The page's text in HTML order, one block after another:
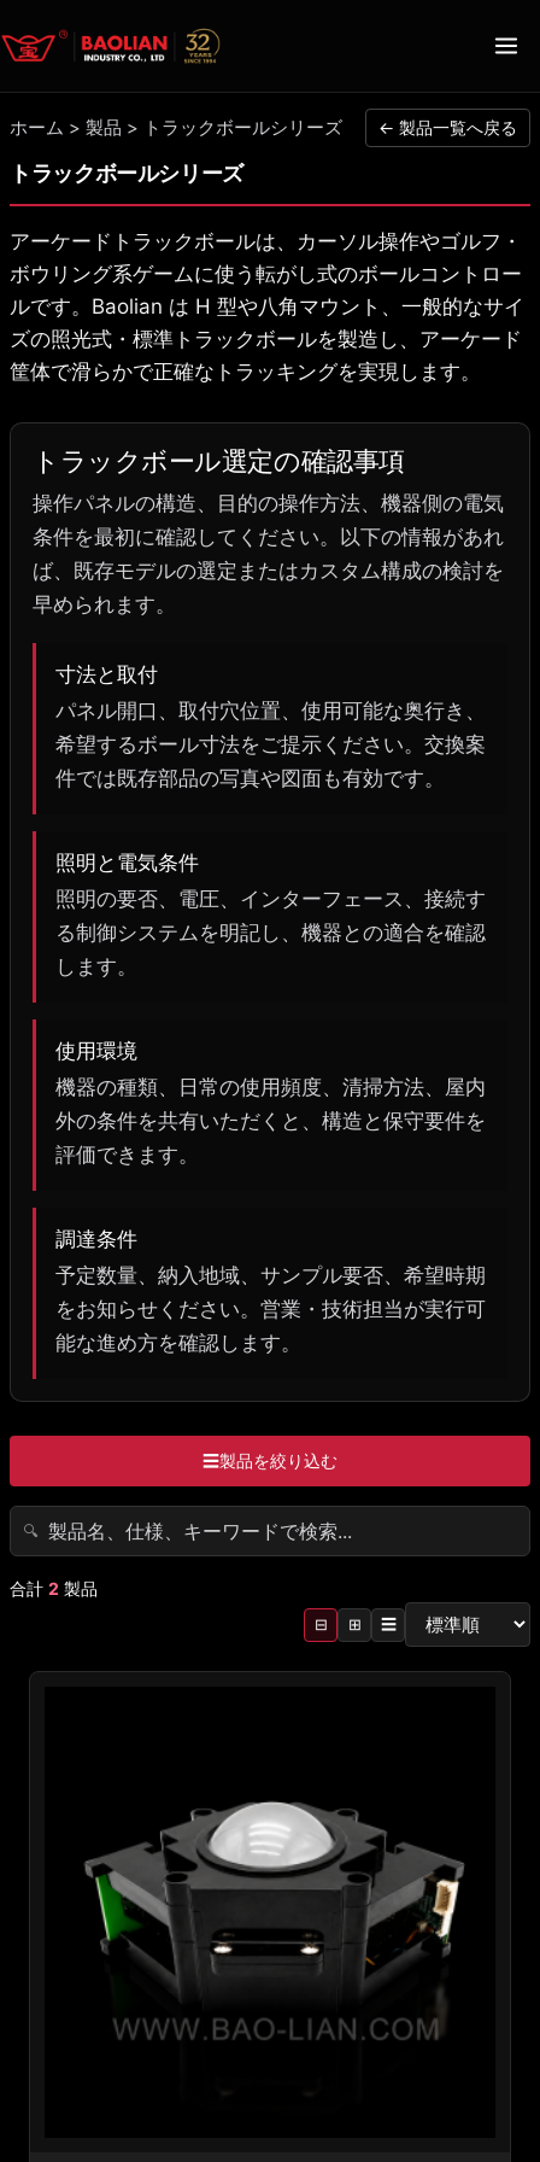
ホーム > 製品 > トラックボールシリーズ ← 製品一覧へ戻る
トラックボールシリーズ
アーケードトラックボールは、カーソル操作やゴルフ・
ボウリング系ゲームに使う転がし式のボールコントロー
ルです。Baolian は H 型や八角マウント、一般的なサイ
ズの照光式・標準トラックボールを製造し、アーケード
筐体で滑らかで正確なトラッキングを実現します。
トラックボール選定の確認事項
操作パネルの構造、目的の操作方法、機器側の電気
条件を最初に確認してください。以下の情報があれ
ば、既存モデルの選定またはカスタム構成の検討を
早められます。
寸法と取付
パネル開口、取付穴位置、使用可能な奥行き、
希望するボール寸法をご提示ください。交換案
件では既存部品の写真や図面も有効です。
照明と電気条件
照明の要否、電圧、インターフェース、接続す
る制御システムを明記し、機器との適合を確認
します。
使用環境
機器の種類、日常の使用頻度、清掃方法、屋内
外の条件を共有いただくと、構造と保守要件を
評価できます。
調達条件
予定数量、納入地域、サンプル要否、希望時期
をお知らせください。営業・技術担当が実行可
能な進め方を確認します。
☰製品を絞り込む
🔍
合計 2 製品
⊟ ⊞ ☰